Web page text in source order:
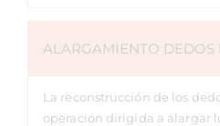
ALARGAMIENTO DEDOS
La reconstrucción de los
operación dirigida a alargar